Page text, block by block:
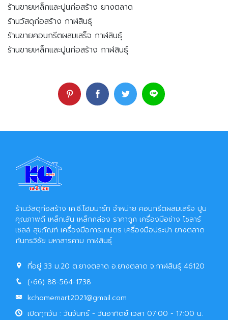
ร้านขายเหล็กและปูนก่อสร้าง ยางตลาด
ร้านวัสดุก่อสร้าง กาฬสินธุ์
ร้านขายคอนกรีตผสมเสร็จ กาฬสินธุ์
ร้านขายเหล็กและปูนก่อสร้าง กาฬสินธุ์
ร้านวัสดุก่อสร้าง เค.ซี.โฮมมาร์ท จำหน่าย คอนกรีตผสมเสร็จ ปูน
คุณภาพดี เหล็กเส้น เหล็กกล่อง ราคาถูก เครื่องมือช่าง โซลาร์
เซลล์ สุขภัณฑ์ เครื่องมือการเกษตร เครื่องมือประปา ยางตลาด
กันทรวิชัย มหาสารคาม กาฬสินธุ์
ที่อยู่ 33 ม.20 ต.ยางตลาด อ.ยางตลาด จ.กาฬสินธุ์ 46120
(+66) 88-564-1738
kchomemart2021@gmail.com
เปิดทุกวัน : วันจันทร์ - วันอาทิตย์ เวลา 07:00 - 17:00 น.